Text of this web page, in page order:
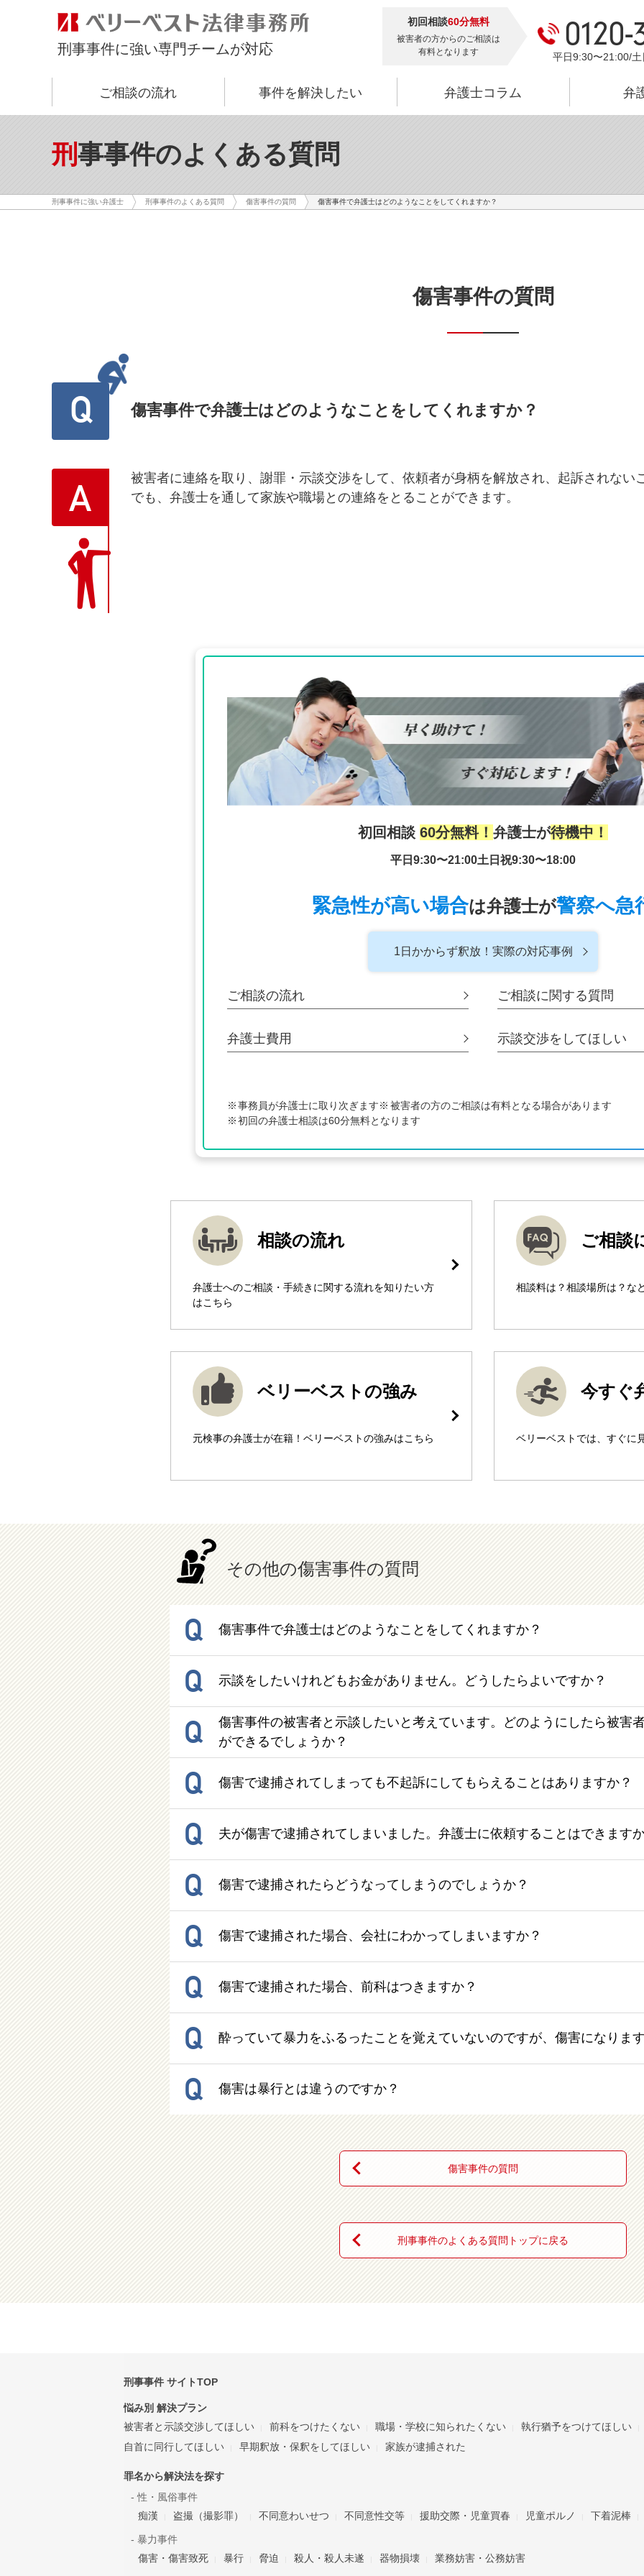
刑事事件に強い専門チームが対応
初回相談60分無料
被害者の方からのご相談は
有料となります
0120-
平日9:30〜21:00/
ご相談の流れ 事件を解決したい 弁護士コラム 弁
刑事事件のよくある質問
刑事事件に強い弁護士 刑事事件のよくある質問 傷害事件の質問 傷害事件で弁護士はどのようなことをしてくれますか？
傷害事件の質問
Q 傷害事件で弁護士はどのようなことをしてくれますか？
A
被害者に連絡を取り、謝罪・示談交渉をして、依頼者が身柄を解放され、起訴されな
でも、弁護士を通して家族や職場との連絡をとることができます。
初回相談 60分無料！ 弁護士が待機中！
平日9:30〜21:00土日祝9:30〜18:00
緊急性が高い場合は弁護士が警察へ急
1日かからず釈放！ 実際の対応事例
ご相談の流れ ご相談に関する質問
弁護士費用 示談交渉をしてほしい
事務員が弁護士に取り次ぎます
被害者の方のご相談は有料となる場合があります
初回の弁護士相談は60分無料となります
相談の流れ
弁護士へのご相談・手続きに関する流れを知りたい方
はこちら
ご相談
相談料は？相談場所は？な
ベリーベストの強み
元検事の弁護士が在籍！ベリーベストの強みはこちら
今すぐ
ベリーベストでは、すぐに
その他の傷害事件の質問
Q 傷害事件で弁護士はどのようなことをしてくれますか？
Q 示談をしたいけれどもお金がありません。どうしたらよいですか？
Q
傷害事件の被害者と示談したいと考えています。どのようにしたら被害
ができるでしょうか？
Q 傷害で逮捕されてしまっても不起訴にしてもらえることはありますか？
Q 夫が傷害で逮捕されてしまいました。弁護士に依頼することはできます
Q 傷害で逮捕されたらどうなってしまうのでしょうか？
Q 傷害で逮捕された場合、会社にわかってしまいますか？
Q 傷害で逮捕された場合、前科はつきますか？
Q 酔っていて暴力をふるったことを覚えていないのですが、傷害になりま
Q 傷害は暴行とは違うのですか？
傷害事件の質問
刑事事件のよくある質問トップに戻る
刑事事件 サイトTOP
悩み別 解決プラン
被害者と示談交渉してほしい
前科をつけたくない 職場・学校に知られたくない
執行猶予をつけてほしい
自首に同行してほしい
早期釈放・保釈をしてほしい 家族が逮捕された
罪名から解決法を探す
- 性・風俗事件
痴漢
盗撮（撮影罪） 不同意わいせつ 不同意性交等 援助交際・児童買春 児童ポルノ 下着泥棒
- 暴力事件
傷害・傷害致死
暴行 脅迫 殺人・殺人未遂 器物損壊 業務妨害・公務妨害